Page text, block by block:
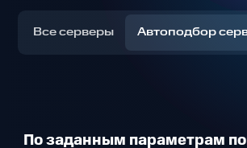
Все серверы Автоподбор
По заданным параметрам